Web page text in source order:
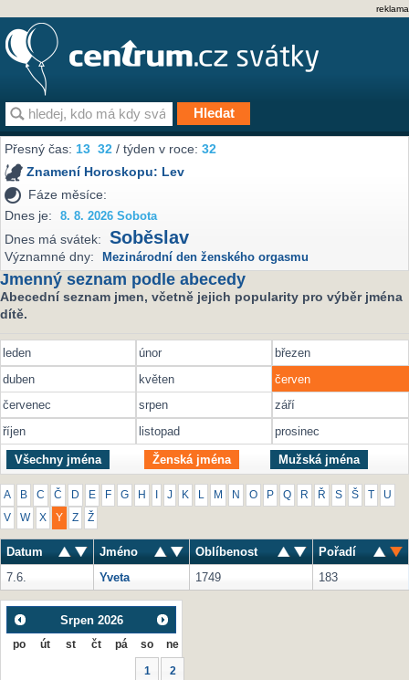
reklama
Přesný čas:13 32 / týden v roce:32
Znamení Horoskopu: Lev
Fáze měsíce:
Dnes je:
8. 8. 2026 Sobota
Dnes má svátek: Soběslav
Významné dny: Mezinárodní den ženského orgasmu
Jmenný seznam podle abecedy
Abecední seznam jmen, včetně jejich popularity pro výběr jména
dítě.
leden únor
březen
duben
květen
červen
červenec
srpen
září
říjen
listopad prosinec
Všechny jména Ženská jména Mužská jména
A B C Č D E F G H J K M N O P Q R Ř S Š U
V W X Y Z Ž
Datum Jméno Oblíbenost
Pořadí
7.6.
Yveta 1749 183
Srpen 2026
po út st čt pá so ne
1 2